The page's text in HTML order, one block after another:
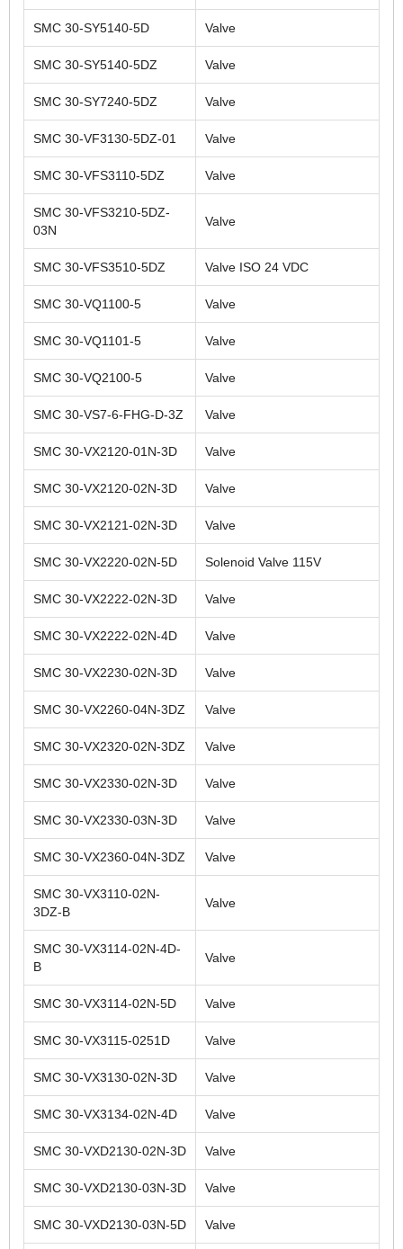
SMC 30-SY5140-5D Valve
SMC 30-SY5140-5DZ Valve
SMC 30-SY7240-5DZ Valve
SMC 30-VF3130-5DZ-01 Valve
SMC 30-VFS3110-5DZ Valve
SMC 30-VFS3210-5DZ-
03N
Valve
SMC 30-VFS3510-5DZ Valve ISO 24 VDC
SMC 30-VQ1100-5 Valve
SMC 30-VQ1101-5 Valve
SMC 30-VQ2100-5 Valve
SMC 30-VS7-6-FHG-D-3Z Valve
SMC 30-VX2120-01N-3D Valve
SMC 30-VX2120-02N-3D Valve
SMC 30-VX2121-02N-3D Valve
SMC 30-VX2220-02N-5D Solenoid Valve 115V
SMC 30-VX2222-02N-3D Valve
SMC 30-VX2222-02N-4D Valve
SMC 30-VX2230-02N-3D Valve
SMC 30-VX2260-04N-3DZ Valve
SMC 30-VX2320-02N-3DZ Valve
SMC 30-VX2330-02N-3D Valve
SMC 30-VX2330-03N-3D Valve
SMC 30-VX2360-04N-3DZ Valve
SMC 30-VX3110-02N-
3DZ-B
Valve
SMC 30-VX3114-02N-4D-
B
Valve
SMC 30-VX3114-02N-5D Valve
SMC 30-VX3115-0251D Valve
SMC 30-VX3130-02N-3D Valve
SMC 30-VX3134-02N-4D Valve
SMC 30-VXD2130-02N-3D Valve
SMC 30-VXD2130-03N-3D Valve
SMC 30-VXD2130-03N-5D Valve